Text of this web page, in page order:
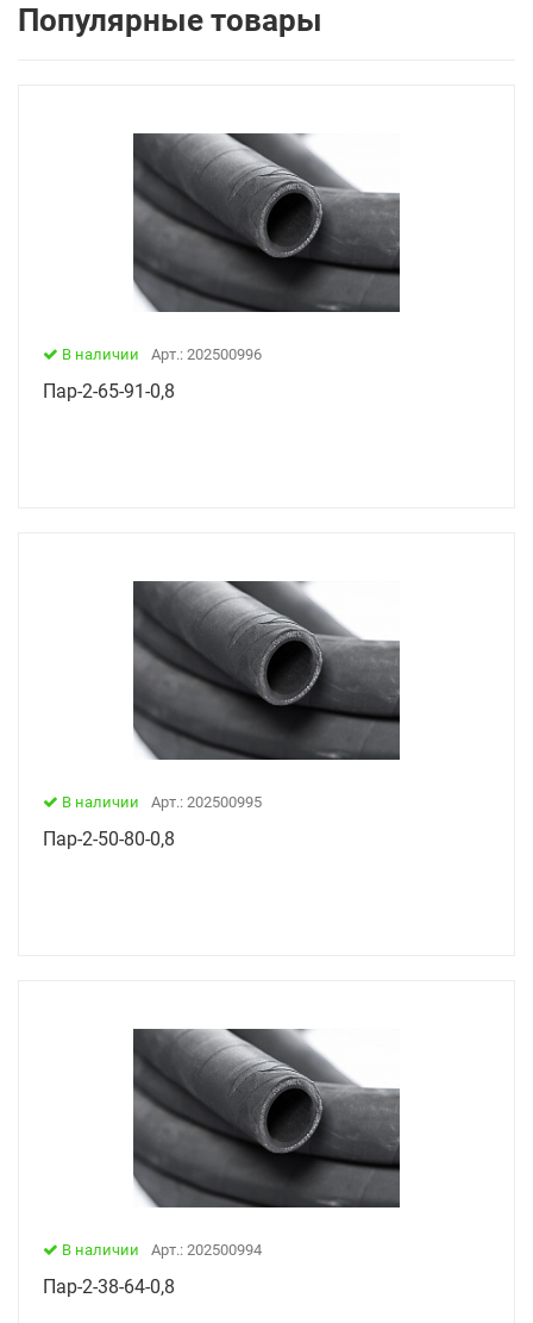
Популярные товары
В наличии Арт.: 202500996
Пар-2-65-91-0,8
В наличии Арт.: 202500995
Пар-2-50-80-0,8
В наличии Арт.: 202500994
Пар-2-38-64-0,8